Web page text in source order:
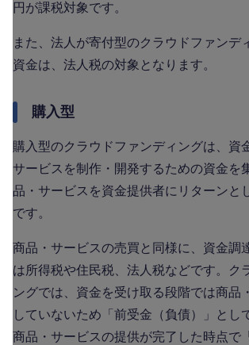
円が課税対象です。
また、法人が寄付型のクラウドファンデ
資金は、法人税の対象となります。
購入型
購入型のクラウドファンディングは、資
サービスを制作・開発するための資金を
品・サービスを資金提供者にリターンと
です。
商品・サービスの売買と同様に、資金調
は所得税や住民税、法人税などです。ク
ングでは、資金を受け取る段階では商品
していないため「前受金（負債）」とし
商品・サービスの提供が完了した時点で